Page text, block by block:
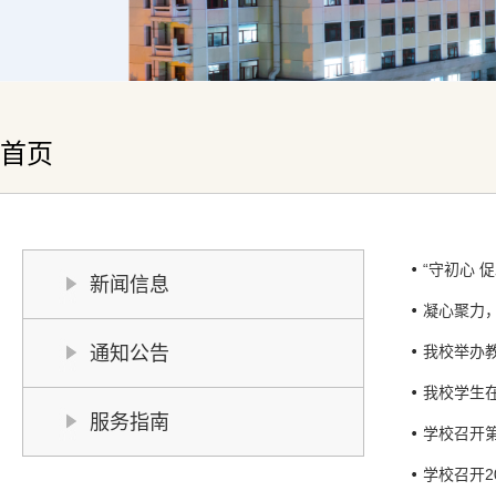
首页
新闻信息
通知公告
服务指南
“守初心
凝心聚力
我校举办
我校学生
学校召开
学校召开